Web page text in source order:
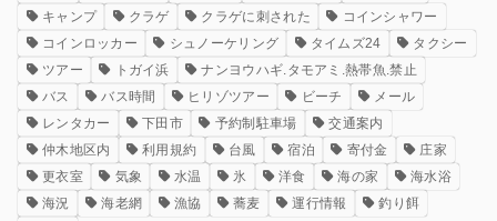
キャンプ
クラゲ クラゲに刺された
コインシャワー
コインロッカー
シュノーケリング タイムズ24
タクシー
ツアー
トガイ浜
ナンヨウハギ.タモアミ.熱帯魚.禁止
バス
バス時間 ヒリゾツアー ビーチ
メール
レンタカー
下田市 予約制駐車場
交通案内
仲木地区内
利用規約 台風 宿泊 寄付金
庄家
更衣室
気象 水温 氷 洋食 海の家
海水浴
海況
海老網 漁協 蕎麦 運行情報
釣り餌